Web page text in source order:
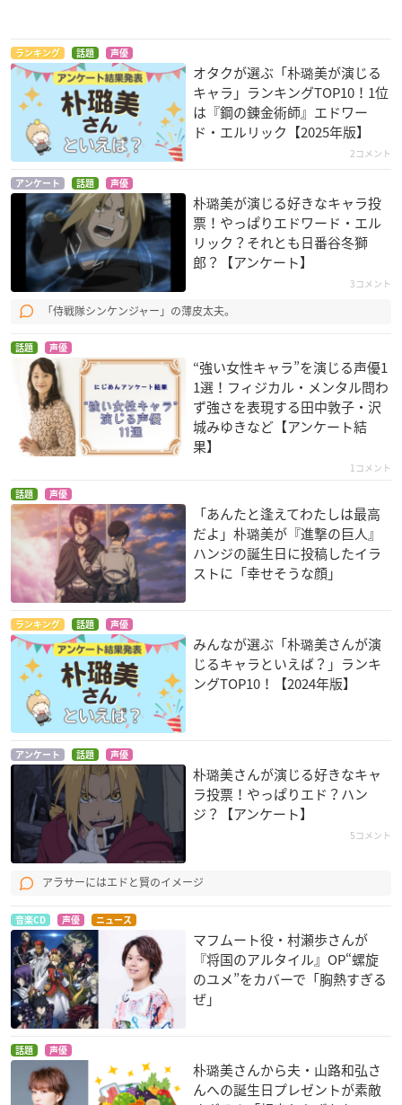
めだかボックス
雲仙冥利
黒魔女さんが通る!!
ギュービッド
男子高校生の日常
ラバーシューター
ペルソナ4 the ANIM
ATION
白鐘直斗
デッドマン・ワンダ
ーランド
五十嵐丸太
トリコ
小松
ウルヴァリン
雪緒
戦国BASARA 弐
上杉謙信
セキレイ～Pure Eng
RAINBOW 二舎六房
の七人
前田昇
MAJOR（メジャー）
6th season
清水大河
空中ブランコ
伊良部一郎
戦う司書 The Book
of Bantorra
ハミュッツ
狼と香辛料II
エーブ
鋼の錬金術師 FULL
METAL ALCHEMIST
ランキング 話題 声優
オタクが選ぶ「朴璐美が演じる
キャラ」ランキングTOP10！1位
は『鋼の錬金術師』エドワー
ド・エルリック【2025年版】
2コメント
アンケート 話題 声優
朴璐美が演じる好きなキャラ投
票！やっぱりエドワード・エル
リック？それとも日番谷冬獅
郎？【アンケート】
3コメント
「侍戦隊シンケンジャー」の薄皮太夫。
話題 声優
“強い女性キャラ”を演じる声優1
1選！フィジカル・メンタル問わ
ず強さを表現する田中敦子・沢
城みゆきなど【アンケート結
果】
1コメント
話題 声優
「あんたと逢えてわたしは最高
だよ」朴璐美が『進撃の巨人』
ハンジの誕生日に投稿したイラ
ストに「幸せそうな顔」
ランキング 話題 声優
みんなが選ぶ「朴璐美さんが演
じるキャラといえば？」ランキ
ングTOP10！【2024年版】
アンケート 話題 声優
朴璐美さんが演じる好きなキャ
ラ投票！やっぱりエド？ハン
ジ？【アンケート】
5コメント
アラサーにはエドと賢のイメージ
音楽CD 声優 ニュース
マフムート役・村瀬歩さんが
『将国のアルタイル』OP“螺旋
のユメ”をカバーで「胸熱すぎる
ぜ」
話題 声優
朴璐美さんから夫・山路和弘さ
んへの誕生日プレゼントが素敵